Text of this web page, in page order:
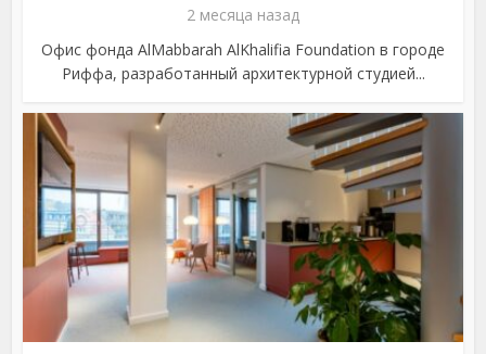
2 месяца назад
Офис фонда AlMabbarah AlKhalifia Foundation в городе
Риффа, разработанный архитектурной студией...